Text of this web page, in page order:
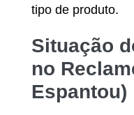
tipo de produto.
Situação
no
Espantou)